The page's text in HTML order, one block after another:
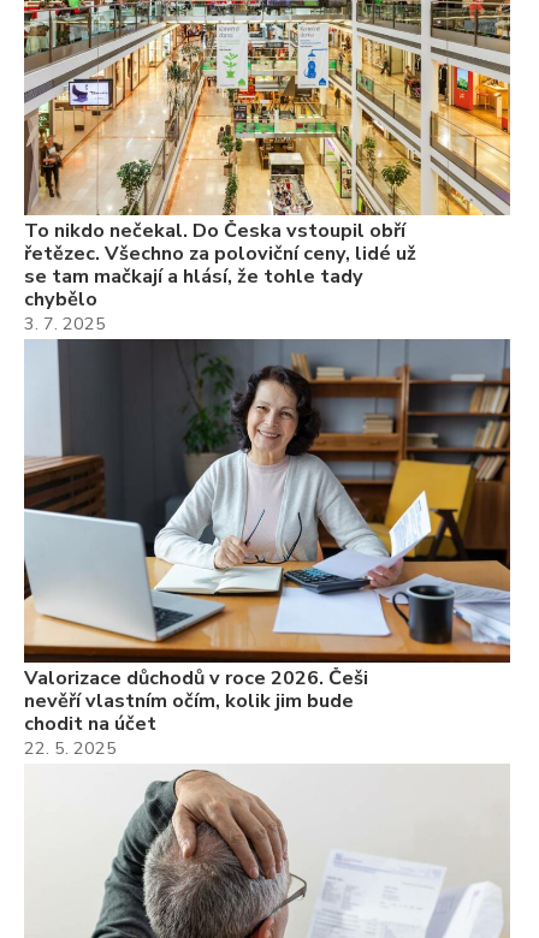
To nikdo nečekal. Do Česka vstoupil obří
řetězec. Všechno za poloviční ceny, lidé už
se tam mačkají a hlásí, že tohle tady
chybělo
3. 7. 2025
Valorizace důchodů v roce 2026. Češi
nevěří vlastním očím, kolik jim bude
chodit na účet
22. 5. 2025